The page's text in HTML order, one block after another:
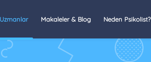
Uzmanlar Makaleler & Blog Neden Psikolist?